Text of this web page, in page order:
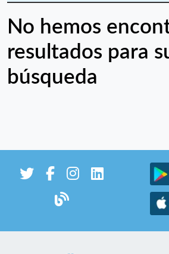
No hemos
resultados para
búsqueda